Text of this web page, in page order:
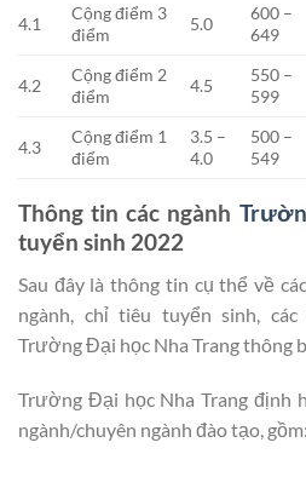
4.1
Cộng điểm 3
điểm
5.0
600 –
649
4.2
Cộng điểm 2
điểm
4.5
550 –
599
4.3
Cộng điểm 1
điểm
3.5 –
4.0
500 –
549
Thông tin các ngành
tuyển sinh 2022
Sau đây là thông tin cụ thể về
ngành, chỉ tiêu tuyển sinh,
Trường Đại học Nha Trang thông
Trường Đại học Nha Trang định
ngành/chuyên ngành đào tạo, gồm: